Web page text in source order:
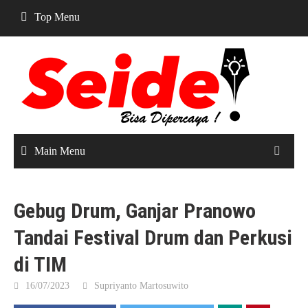
content
Top Menu
Main Menu
Gebug Drum, Ganjar Pranowo
Tandai Festival Drum dan Perkusi
di TIM
16/07/2023 Supriyanto Martosuwito